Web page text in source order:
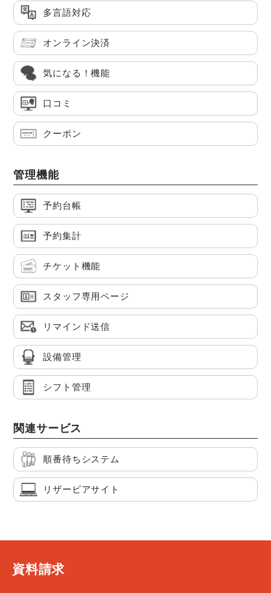
多言語対応
オンライン決済
気になる！機能
口コミ
クーポン
管理機能
予約台帳
予約集計
チケット機能
スタッフ専用ページ
リマインド送信
設備管理
シフト管理
関連サービス
順番待ちシステム
リザービアサイト
資料請求